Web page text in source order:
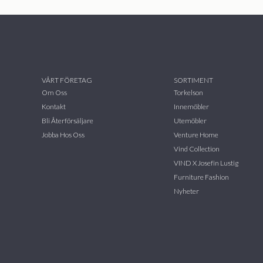
VÅRT FÖRETAG
Om Oss
Kontakt
Bli Återförsäljare
Jobba Hos Oss
SORTIMENT
Torkelson
Innemöbler
Utemöbler
Venture Home
Vind Collection
VIND X Josefin Lustig
Furniture Fashion
Nyheter